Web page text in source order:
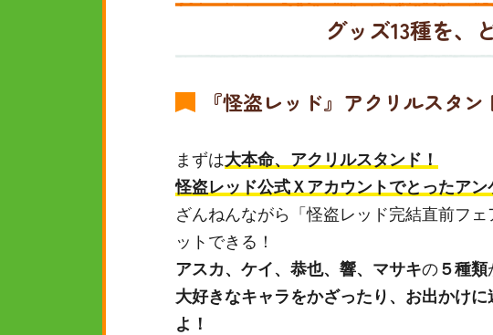
グッズ13種を、
『怪盗レッド』アクリルスタン
まずは大本命、アクリルスタンド！
怪盗レッド公式Ｘアカウントでとったア
ざんねんながら「怪盗レッド完結直前フ
ットできる！
アスカ、ケイ、恭也、響、マサキの５種類
大好きなキャラをかざったり、お出かけ
よ！